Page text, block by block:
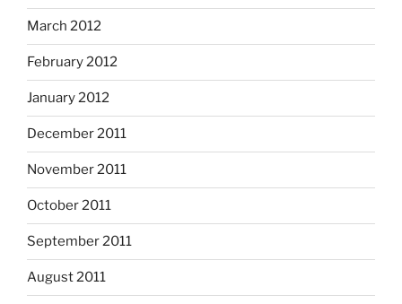
March 2012
February 2012
January 2012
December 2011
November 2011
October 2011
September 2011
August 2011